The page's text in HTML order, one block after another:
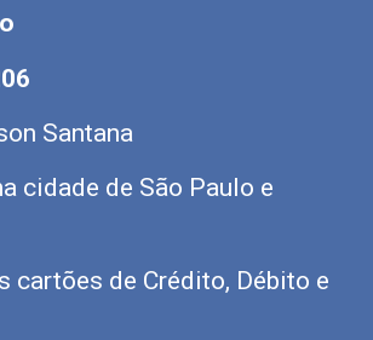
Santana
cidade de São Paulo e
cartões de Crédito, Débito e